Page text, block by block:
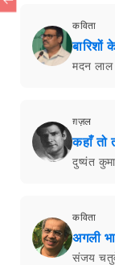
कविता
मदन लाल
ग़ज़ल
कहाँ तो
दुष्यंत
कविता
अगली
संजय